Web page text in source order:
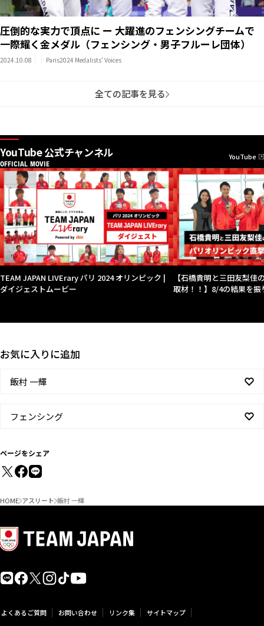
圧倒的な実力で頂点に ー 大躍進のフェンシングチームで
一際耀く金メダル（フェンシング・男子フルーレ団体）
2024.10.08 Paris2024 Medalists’ Voices
全ての記事を見る
YouTube 公式チャンネル
OFFICIAL MOVIE
YouTube
TEAM JAPAN LIVErary パリ 2024 オリンピック |
ダイジェストムービー
【石橋貴明と三田友梨佳
取材！！】8/4の結果を振
お気に入りに追加
飯村 一輝
フェンシング
ページをシェア
HOME アスリート 飯村 一輝
よくあるご質問 お問い合わせ リンク集 サイトマップ